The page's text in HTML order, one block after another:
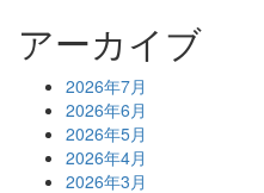
アーカイブ
2026年7月
2026年6月
2026年5月
2026年4月
2026年3月